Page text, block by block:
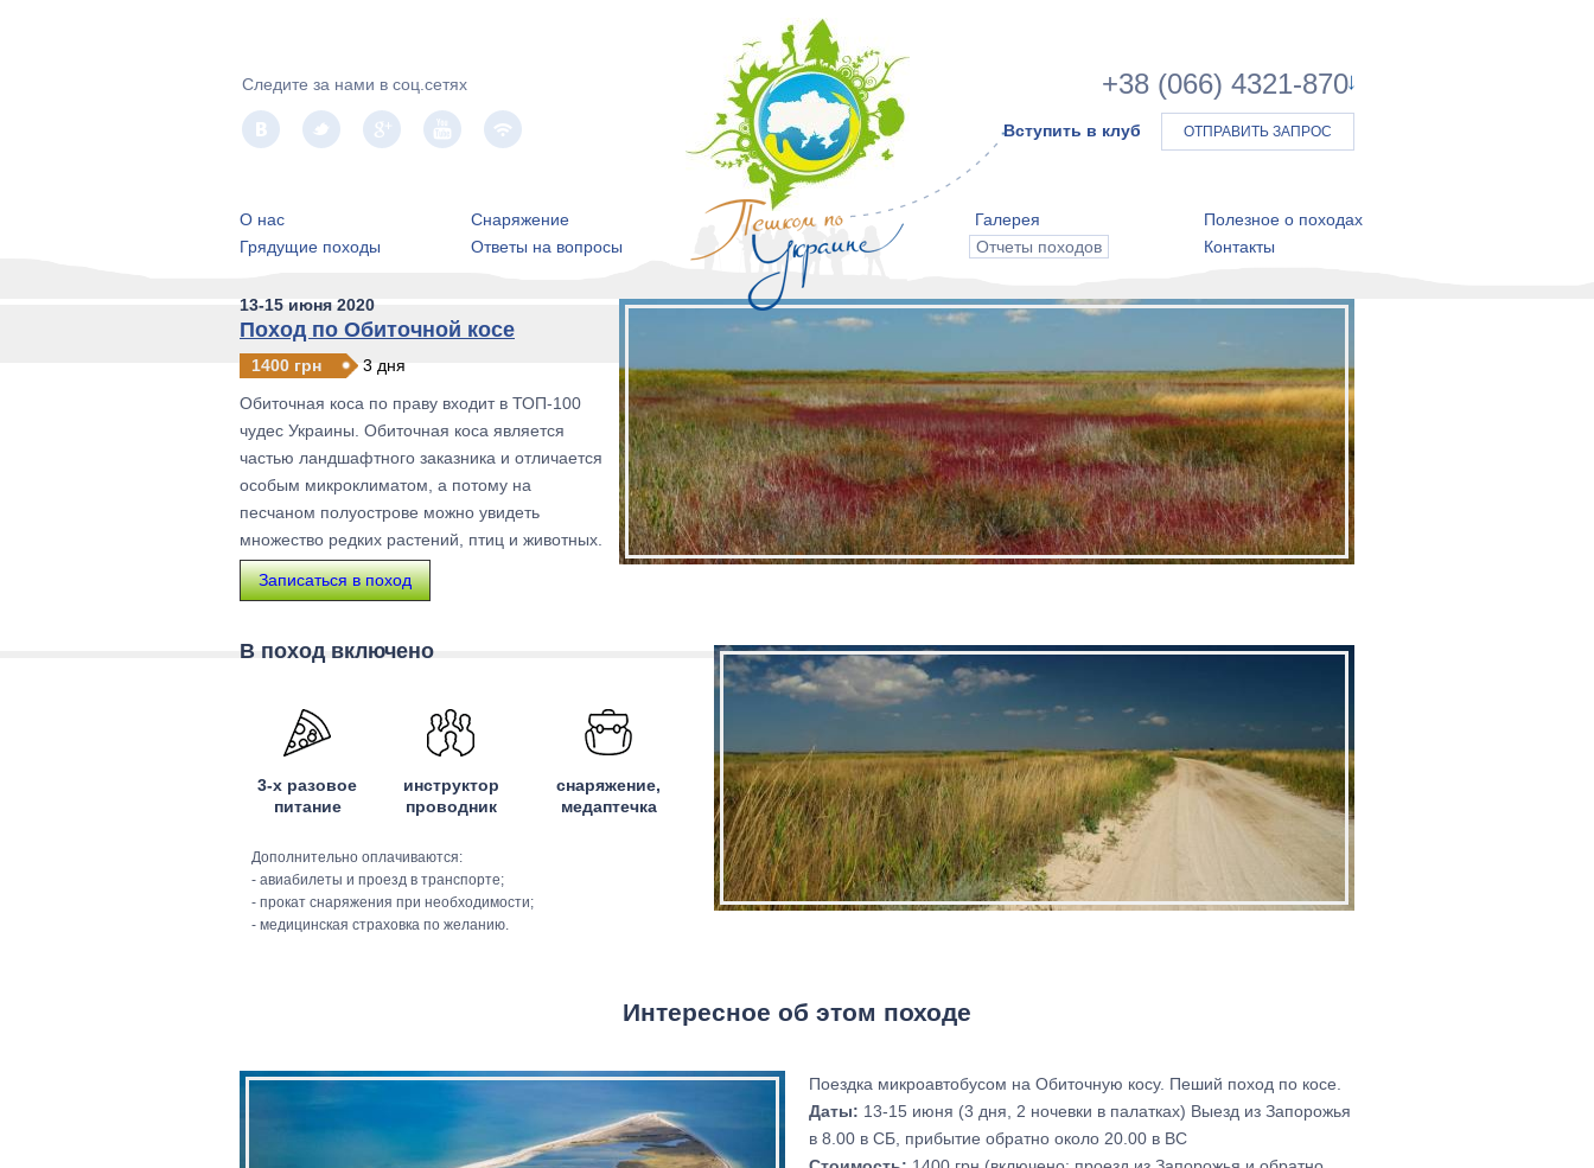
Следите за нами в соц.сетях
О нас
Снаряжение
Грядущие походы
Ответы на вопросы
+38 (066) 4321-870
Вступить в клуб ОТПРАВИТЬ ЗАПРОС
Галерея
Полезное о походах
Отчеты походов
Контакты
13-15 июня 2020
Поход по Обиточной косе
1400 грн
3 дня
Обиточная коса по праву входит в ТОП-100
чудес Украины. Обиточная коса является
частью ландшафтного заказника и отличается
особым микроклиматом, а потому на
песчаном полуострове можно увидеть
множество редких растений, птиц и животных.
Записаться в поход
В поход включено
3-х разовое
питание
инструктор
проводник
снаряжение,
медаптечка
Дополнительно оплачиваются:
- авиабилеты и проезд в транспорте;
- прокат снаряжения при необходимости;
- медицинская страховка по желанию.
Интересное об этом походе
Поездка микроавтобусом на Обиточную косу. Пеший поход по косе.
Даты: 13-15 июня (3 дня, 2 ночевки в палатках) Выезд из Запорожья
в 8.00 в СБ, прибытие обратно около 20.00 в ВС